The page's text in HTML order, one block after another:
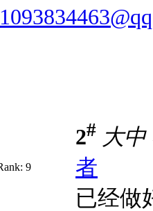
2# 大中
者
已经做